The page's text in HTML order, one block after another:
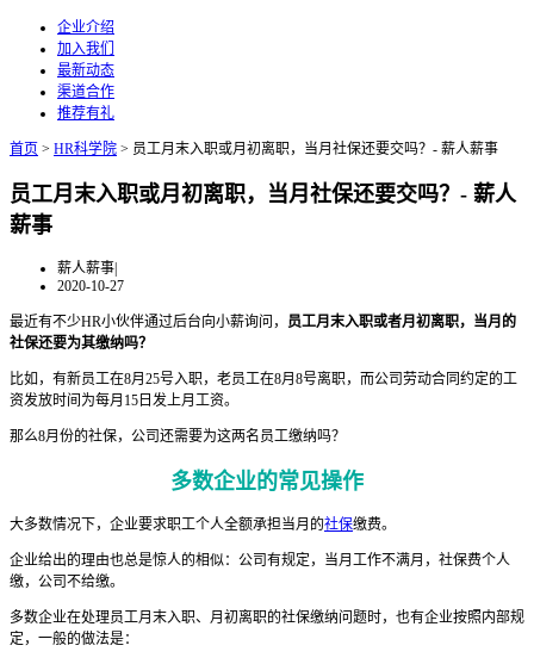
企业介绍
加入我们
最新动态
渠道合作
推荐有礼
首页 > HR科学院 > 员工月末入职或月初离职，当月社保还要交吗？- 薪人薪事
员工月末入职或月初离职，当月社保还要交吗？- 薪人
薪事
薪人薪事|
2020-10-27
最近有不少HR小伙伴通过后台向小薪询问， 员工月末入职或者月初离职，当月的
社保还要为其缴纳吗？
比如，有新员工在8月25号入职，老员工在8月8号离职，而公司劳动合同约定的工
资发放时间为每月15日发上月工资。
那么8月份的社保，公司还需要为这两名员工缴纳吗？
多数企业的常见操作
大多数情况下，企业要求职工个人全额承担当月的社保缴费。
企业给出的理由也总是惊人的相似：公司有规定，当月工作不满月，社保费个人
缴，公司不给缴。
多数企业在处理员工月末入职、月初离职的社保缴纳问题时，也有企业按照内部规
定，一般的做法是：